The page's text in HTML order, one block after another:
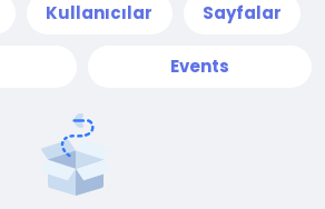
Kullanıcılar Sayfalar
Events